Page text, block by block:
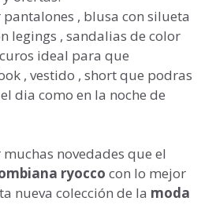
, blusa con silueta
legings , sandalias de color
ideal para que
, vestido , short que podras
dia como en la noche de
novedades que el
ryocco con lo mejor
nueva colección de la moda